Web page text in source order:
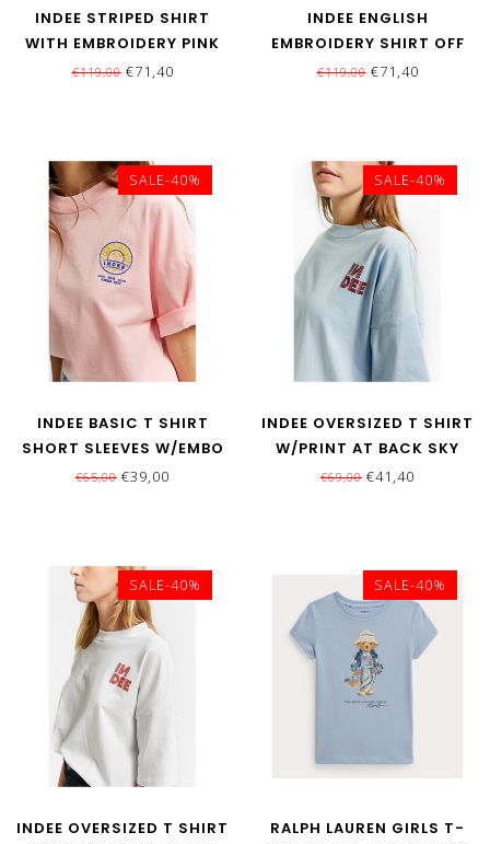
INDEE STRIPED SHIRT
WITH EMBROIDERY PINK
€119,00€71,40
INDEE ENGLISH
EMBROIDERY SHIRT OFF
WHITE
€119,00€71,40
SALE-40%
INDEE BASIC T SHIRT
SHORT SLEEVES W/EMBO
BEGONIA PINK
€65,00 €39,00
SALE-40%
INDEE OVERSIZED T SHIRT
W/PRINT AT BACK SKY
BLUE
€69,00 €41,40
SALE-40%
INDEE OVERSIZED T SHIRT
SALE-40%
RALPH LAUREN GIRLS T-